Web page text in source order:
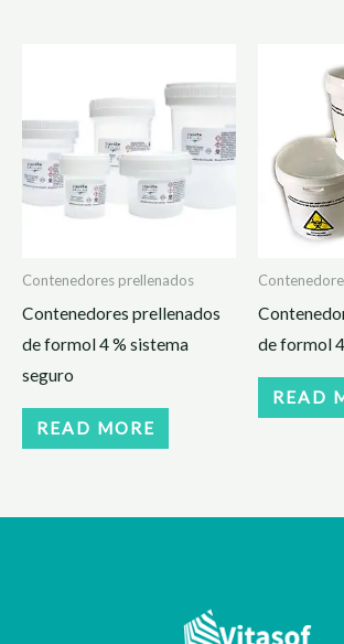
Contenedores prellenados
Contenedores prellenados
de formol 4 % sistema
seguro
READ MORE
de formol
READ